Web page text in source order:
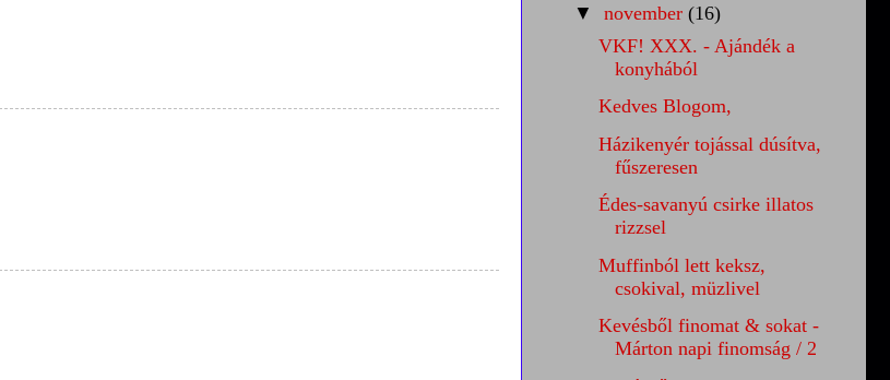
▼ november (16)
VKF! XXX. - Ajándék a
konyhából
Kedves Blogom,
Házikenyér tojással dúsítva,
fűszeresen
Édes-savanyú csirke illatos
rizzsel
Muffinból lett keksz,
csokival, müzlivel
Kevésből finomat & sokat -
Márton napi finomság / 2